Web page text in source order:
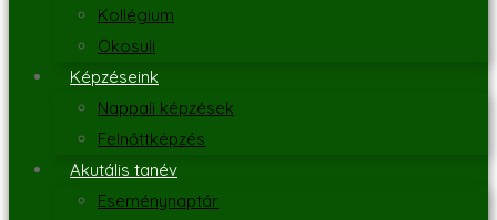
Kollégium
Ökosuli
Képzéseink
Nappali képzések
Felnőttképzés
Akutális tanév
Eseménynaptár